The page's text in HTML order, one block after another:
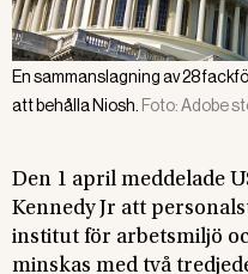
En sammanslagning av 28
att behålla Niosh. Foto:Adobe
Den 1 april meddelade
Kennedy Jr att
institut för arbetsmiljö
minskas med två